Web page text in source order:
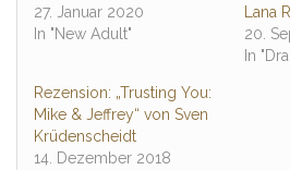
27. Januar 2020
In "New Adult"
Lana
20.
In
Rezension: „Trusting You:
Mike & Jeffrey“ von Sven
Krüdenscheidt
14. Dezember 2018